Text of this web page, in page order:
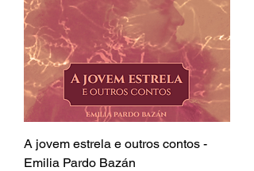
A jovem estrela e outros contos -
Emilia Pardo Bazán